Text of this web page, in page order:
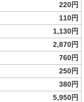
220円
110円
1,130円
2,870円
760円
250円
380円
5,950円